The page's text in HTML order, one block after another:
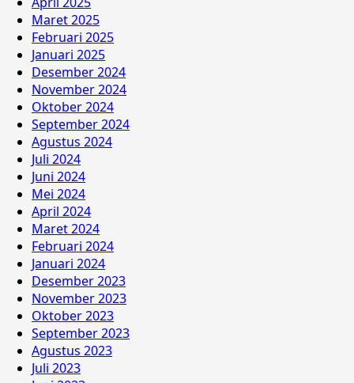
Maret 2025
Februari 2025
Januari 2025
Desember 2024
November 2024
Oktober 2024
September 2024
Agustus 2024
Juli 2024
Juni 2024
Mei 2024
April 2024
Maret 2024
Februari 2024
Januari 2024
Desember 2023
November 2023
Oktober 2023
September 2023
Agustus 2023
Juli 2023